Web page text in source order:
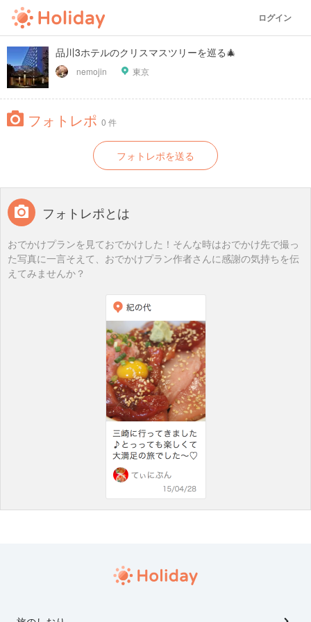
ログイン
品川3ホテルのクリスマスツリーを巡る🎄
nemojin 東京
フォトレポ 0 件
フォトレポを送る
フォトレポとは
おでかけプランを見ておでかけした！そんな時はおでかけ先で撮っ
た写真に一言そえて、おでかけプラン作者さんに感謝の気持ちを伝
えてみませんか？